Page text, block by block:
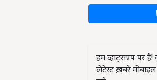
हम व्हाट्सएप पर
लेटेस्ट ख़बरें